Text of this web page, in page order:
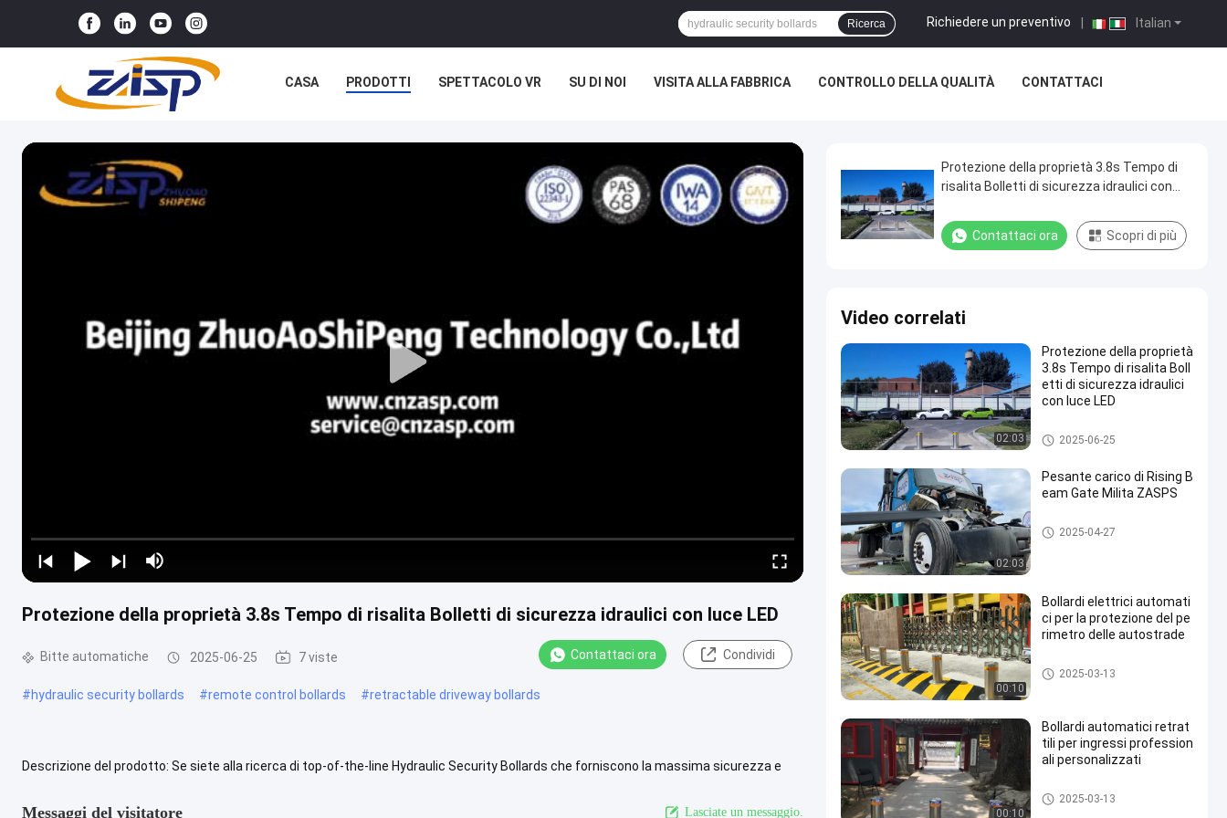
Italian
Richiedere un preventivo
Ricerca
CASA PRODOTTI SPETTACOLO VR SU DI NOI VISITA ALLA FABBRICA CONTROLLO DELLA QUALITÀ CONTATTACI
Protezione della proprietà 3.8s Tempo di risalita Bolletti di sicurezza idraulici con luce LED
Bitte automatiche 2025-06-25 7 viste Contattaci ora Condividi
#hydraulic security bollards #remote control bollards #retractable driveway bollards
Descrizione del prodotto: Se siete alla ricerca di top-of-the-line Hydraulic Security Bollards che forniscono la massima sicurezza e
Messaggi del visitatore Lasciate un messaggio.
Protezione della proprietà 3.8s Tempo di
risalita Bolletti di sicurezza idraulici con
Contattaci ora Scopri di più
Video correlati
02:03
Protezione della proprietà
3.8s Tempo di risalita Boll
etti di sicurezza idraulici
con luce LED
Bitte automatiche
2025-06-25
02:03
Pesante carico di Rising B
eam Gate Milita ZASPS
Porta a raggi ascendenti
2025-04-27
00:10
Bollardi elettrici automati
ci per la protezione del pe
rimetro delle autostrade
Bitte automatiche
2025-03-13
00:10
Bollardi automatici retrat
tili per ingressi profession
ali personalizzati
Bitte automatiche
2025-03-13